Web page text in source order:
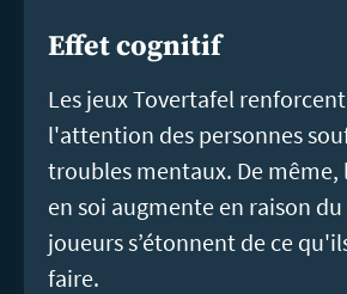
Effet cognitif
Les jeux Tovertafel
l'attention des personnes
troubles mentaux. De même,
en soi augmente en raison
joueurs s’étonnent de ce
faire.